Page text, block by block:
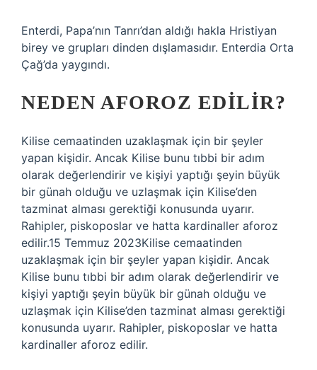
Enterdi, Papa’nın Tanrı’dan aldığı hakla Hristiyan
birey ve grupları dinden dışlamasıdır. Enterdia Orta
Çağ’da yaygındı.
NEDEN AFOROZ EDILIR?
Kilise cemaatinden uzaklaşmak için bir şeyler
yapan kişidir. Ancak Kilise bunu tıbbi bir adım
olarak değerlendirir ve kişiyi yaptığı şeyin büyük
bir günah olduğu ve uzlaşmak için Kilise’den
tazminat alması gerektiği konusunda uyarır.
Rahipler, piskoposlar ve hatta kardinaller aforoz
edilir.15 Temmuz 2023Kilise cemaatinden
uzaklaşmak için bir şeyler yapan kişidir. Ancak
Kilise bunu tıbbi bir adım olarak değerlendirir ve
kişiyi yaptığı şeyin büyük bir günah olduğu ve
uzlaşmak için Kilise’den tazminat alması gerektiği
konusunda uyarır. Rahipler, piskoposlar ve hatta
kardinaller aforoz edilir.